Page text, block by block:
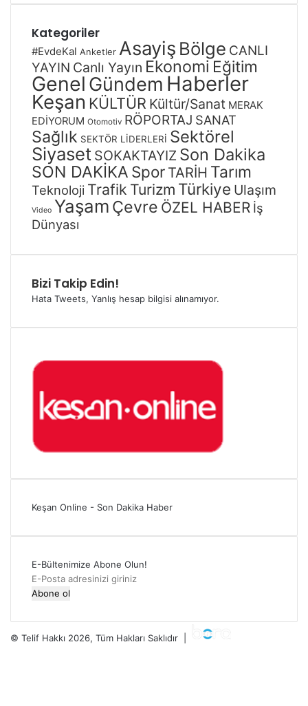
Kategoriler
#EvdeKal Anketler Asayiş Bölge CANLI
YAYIN Canlı Yayın Ekonomi Eğitim
Genel Gündem Haberler
Keşan KÜLTÜR Kültür/Sanat MERAK
EDİYORUM Otomotiv RÖPORTAJ SANAT
Sağlık SEKTÖR LİDERLERİ Sektörel
Siyaset SOKAKTAYIZ Son Dakika
SON DAKİKA Spor TARİH Tarım
Teknoloji Trafik Turizm Türkiye Ulaşım
Video Yaşam Çevre ÖZEL HABER İş
Dünyası
Bizi Takip Edin!
Hata Tweets, Yanlış hesap bilgisi alınamıyor.
Keşan Online - Son Dakika Haber
E-Bültenimize Abone Olun!
E-
Posta
giriniz
© Telif Hakkı 2026, Tüm Hakları Saklıdır |